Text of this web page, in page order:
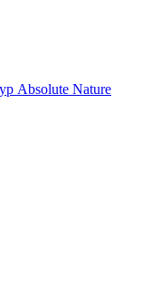
Absolute Nature